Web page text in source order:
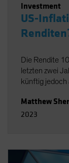
Investment
US-
Die Rendite
letzten zwei
künftig jedoch
Matthew
2023